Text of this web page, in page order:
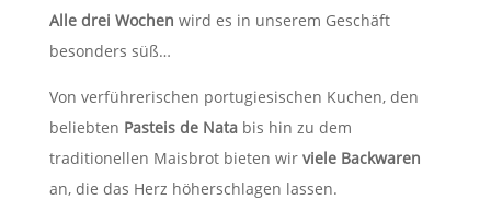
Alle drei Wochen wird es in unserem Geschäft
besonders süß…
Von verführerischen portugiesischen Kuchen, den
beliebten Pasteis de Natabis hin zu dem
traditionellen Maisbrot bieten wir viele Backwaren
an, die das Herz höherschlagen lassen.